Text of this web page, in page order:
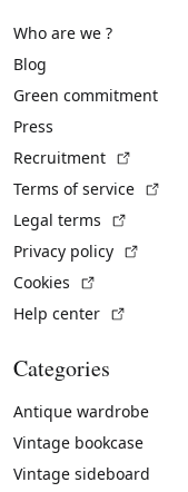
Who are we ?
Blog
Green commitment
Press
Recruitment
Terms of service
Legal terms
Privacy policy
Cookies
Help center
Categories
Antique wardrobe
Vintage bookcase
Vintage sideboard